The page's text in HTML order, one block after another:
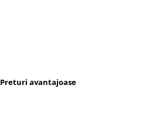
Preturi avantajoase